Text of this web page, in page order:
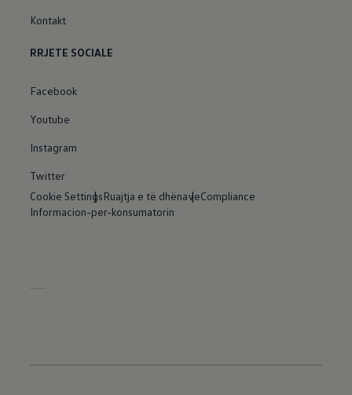
Kontakt
RRJETE SOCIALE
Facebook
Youtube
Instagram
Twitter
Cookie SettingsRuajtja e të dhënaveCompliance
Informacion-per-konsumatorin